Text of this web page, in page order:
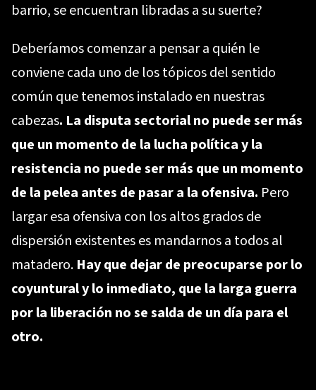
barrio, se encuentran libradas a su suerte?
Deberíamos comenzar a pensar a quién le
conviene cada uno de los tópicos del sentido
común que tenemos instalado en nuestras
cabezas. La disputa sectorial no puede ser más
que un momento de la lucha política y la
resistencia no puede ser más que un momento
de la pelea antes de pasar a la ofensiva. Pero
largar esa ofensiva con los altos grados de
dispersión existentes es mandarnos a todos al
matadero. Hay que dejar de preocuparse por lo
coyuntural y lo inmediato, que la larga guerra
por la liberación no se salda de un día para el
otro.